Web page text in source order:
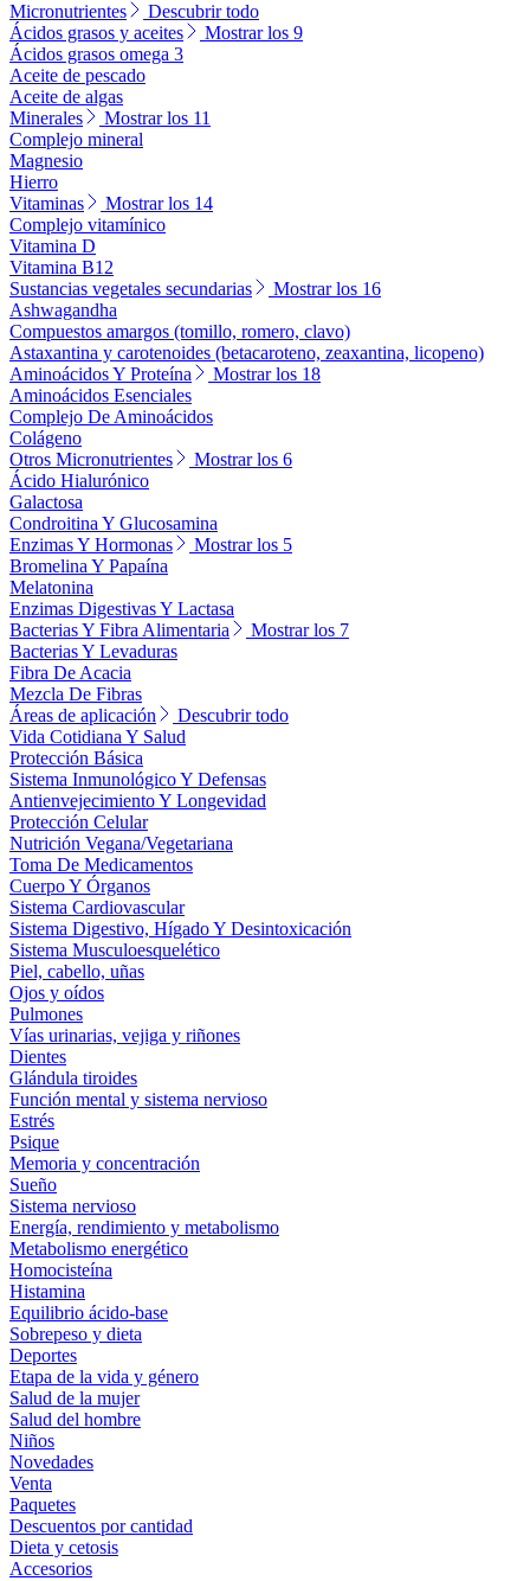
Micronutrientes
Descubrir todo
Ácidos grasos y aceites
Mostrar los 9
Ácidos grasos omega 3
Aceite de pescado
Aceite de algas
Minerales
Mostrar los 11
Complejo mineral
Magnesio
Hierro
Vitaminas
Mostrar los 14
Complejo vitamínico
Vitamina D
Vitamina B12
Sustancias vegetales secundarias
Mostrar los 16
Ashwagandha
Compuestos amargos (tomillo, romero, clavo)
Astaxantina y carotenoides (betacaroteno, zeaxantina, licopeno)
Aminoácidos Y Proteína
Mostrar los 18
Aminoácidos Esenciales
Complejo De Aminoácidos
Colágeno
Otros Micronutrientes
Mostrar los 6
Ácido Hialurónico
Galactosa
Condroitina Y Glucosamina
Enzimas Y Hormonas
Mostrar los 5
Bromelina Y Papaína
Melatonina
Enzimas Digestivas Y Lactasa
Bacterias Y Fibra Alimentaria
Mostrar los 7
Bacterias Y Levaduras
Fibra De Acacia
Mezcla De Fibras
Áreas de aplicación
Descubrir todo
Vida Cotidiana Y Salud
Protección Básica
Sistema Inmunológico Y Defensas
Antienvejecimiento Y Longevidad
Protección Celular
Nutrición Vegana/Vegetariana
Toma De Medicamentos
Cuerpo Y Órganos
Sistema Cardiovascular
Sistema Digestivo, Hígado Y Desintoxicación
Sistema Musculoesquelético
Piel, cabello, uñas
Ojos y oídos
Pulmones
Vías urinarias, vejiga y riñones
Dientes
Glándula tiroides
Función mental y sistema nervioso
Estrés
Psique
Memoria y concentración
Sueño
Sistema nervioso
Energía, rendimiento y metabolismo
Metabolismo energético
Homocisteína
Histamina
Equilibrio ácido-base
Sobrepeso y dieta
Deportes
Etapa de la vida y género
Salud de la mujer
Salud del hombre
Niños
Novedades
Venta
Paquetes
Descuentos por cantidad
Dieta y cetosis
Accesorios